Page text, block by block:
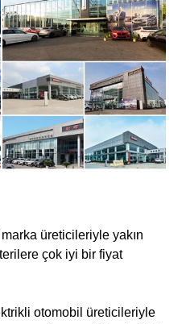
marka üreticileriyle yakın
çok iyi bir fiyat
otomobil üreticileriyle